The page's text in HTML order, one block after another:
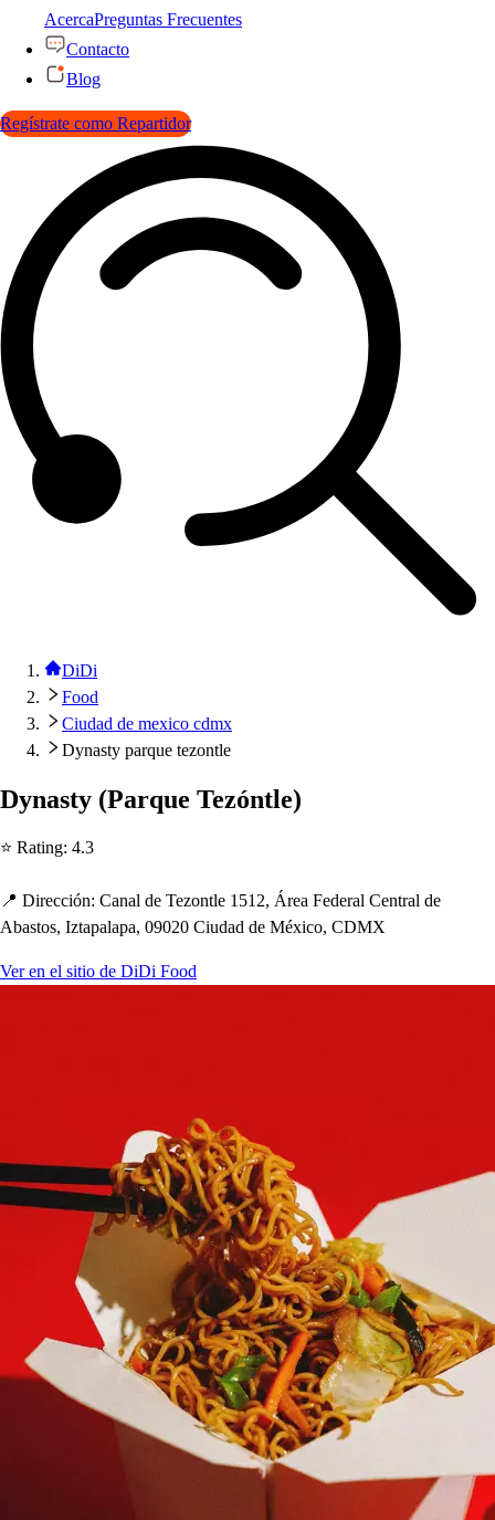
AcercaPreguntas Frecuentes
Contacto
Blog
Regístrate como Repartidor
DiDi
Food
Ciudad de mexico cdmx
Dynasty parque tezontle
Dynasty (Parque Tezóntle)
⭐ Rating: 4.3
📍 Dirección: Canal de Tezontle 1512, Área Federal Central de
Abastos, Iztapalapa, 09020 Ciudad de México, CDMX
Ver en el sitio de DiDi Food